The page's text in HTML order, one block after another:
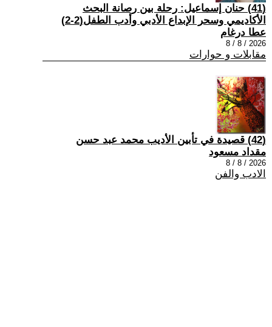
(41) حنان إسماعيل: رحلة بين رصانة البحث
الأكاديمي وسحر الإبداع الأدبي وأدب الطفل(2-2)
عطا درغام
2026 / 8 / 8
مقابلات و حوارات
(42) قصيدة في تأبين الأديب محمد عبد حسن
مقداد مسعود
2026 / 8 / 8
الادب والفن